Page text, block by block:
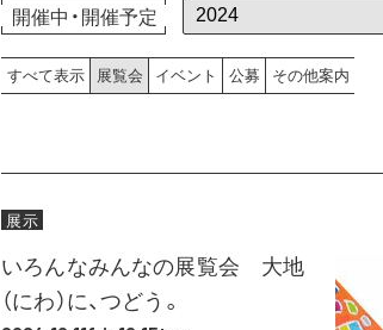
開催中・開催予定
すべて表示 展覧会 イベント 公募 その他案内
展示
いろんなみんなの展覧会 大地
（にわ）に、つどう。